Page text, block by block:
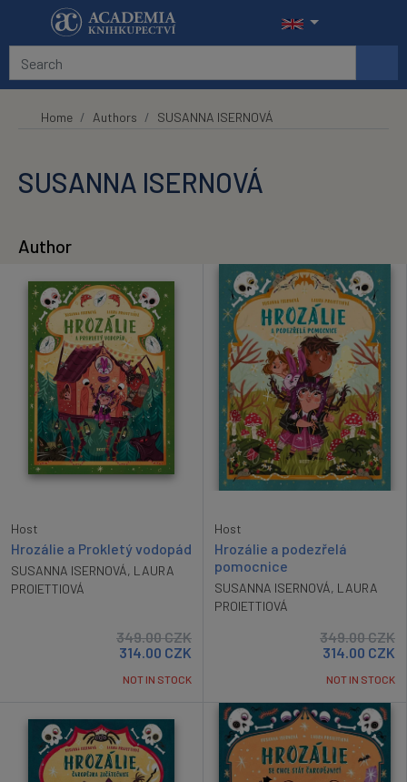
Skip to main content
Home Authors SUSANNA ISERNOVÁ
SUSANNA ISERNOVÁ
Author
Host
Hrozálie a Prokletý vodopád
SUSANNA ISERNOVÁ, LAURA
PROIETTIOVÁ
349.00CZK
314.00 CZK
NOT IN STOCK
Host
Hrozálie a podezřelá
pomocnice
SUSANNA ISERNOVÁ, LAURA
PROIETTIOVÁ
349.00CZK
314.00 CZK
NOT IN STOCK